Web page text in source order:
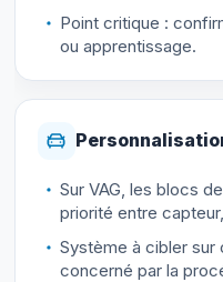
Point critique :
ou apprentissage.
Sur VAG, les blocs
priorité entre
Système à cibler
concerné par la